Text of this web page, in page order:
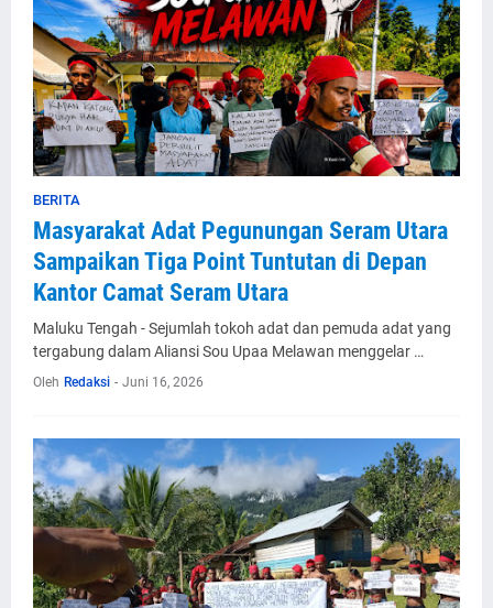
BERITA
Masyarakat Adat Pegunungan Seram Utara
Sampaikan Tiga Point Tuntutan di Depan
Kantor Camat Seram Utara
Maluku Tengah - Sejumlah tokoh adat dan pemuda adat yang
tergabung dalam Aliansi Sou Upaa Melawan menggelar …
Oleh Redaksi - Juni 16, 2026